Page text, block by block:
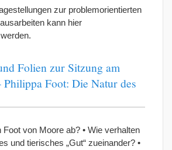
zur problemorientierten
kann hier
Folien zur Sitzung am
Philippa Foot: Die Natur des
Foot von Moore ab? • Wie verhalten
und tierisches „Gut“ zueinander? •